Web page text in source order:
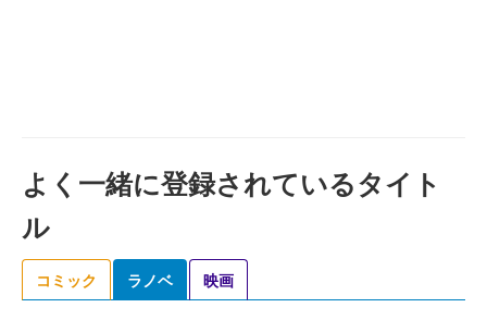
よく一緒に登録されているタイト
ル
コミック ラノベ 映画